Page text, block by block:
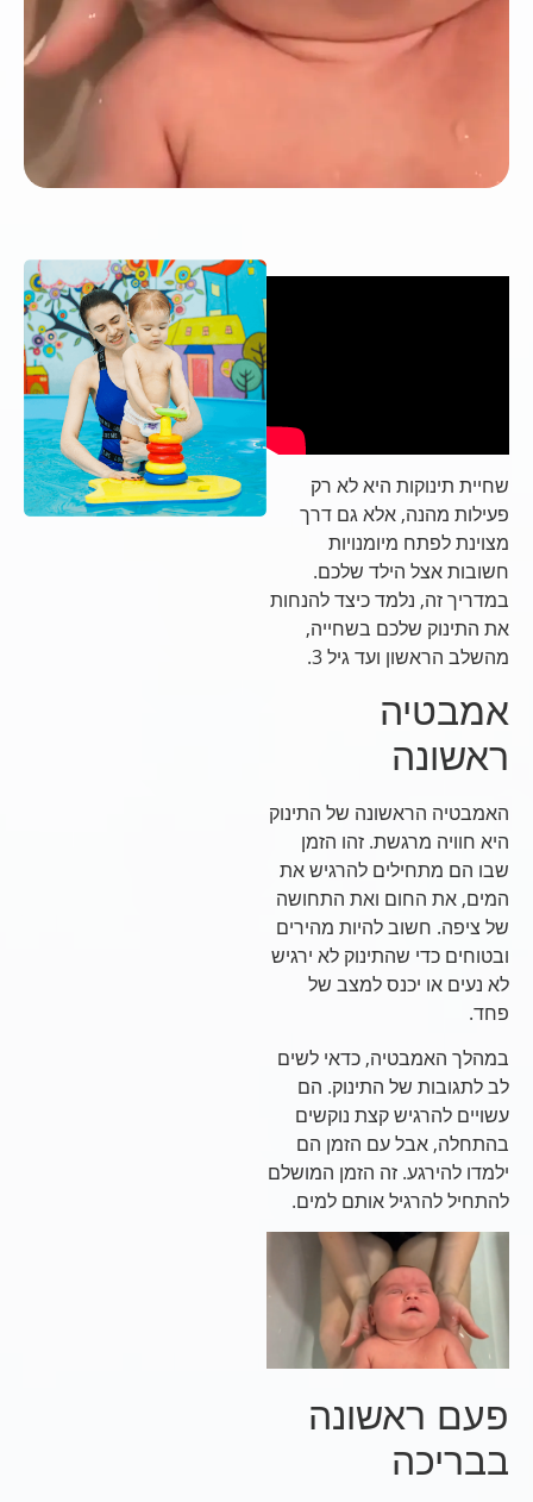
שחיית תינוקות היא לא רק
פעילות מהנה, אלא גם דרך
מצוינת לפתח מיומנויות
חשובות אצל הילד שלכם.
במדריך זה, נלמד כיצד להנחות
את התינוק שלכם בשחייה,
מהשלב הראשון ועד גיל 3.
אמבטיה
ראשונה
האמבטיה הראשונה של התינוק
היא חוויה מרגשת. זהו הזמן
שבו הם מתחילים להרגיש את
המים, את החום ואת התחושה
של ציפה. חשוב להיות מהירים
ובטוחים כדי שהתינוק לא ירגיש
לא נעים או יכנס למצב של
פחד.
במהלך האמבטיה, כדאי לשים
לב לתגובות של התינוק. הם
עשויים להרגיש קצת נוקשים
בהתחלה, אבל עם הזמן הם
ילמדו להירגע. זה הזמן המושלם
להתחיל להרגיל אותם למים.
פעם ראשונה
בבריכה